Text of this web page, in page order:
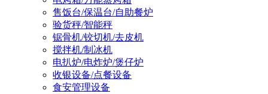
售饭台/保温台/自助餐炉
验货秤/智能秤
锯骨机/铰切机/去皮机
搅拌机/制冰机
电扒炉/电炸炉/煲仔炉
收银设备/点餐设备
食安管理设备